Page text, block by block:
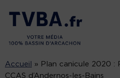
Accueil » Plan canicule 2020 :
CCAS d’Andernos-les-Bains